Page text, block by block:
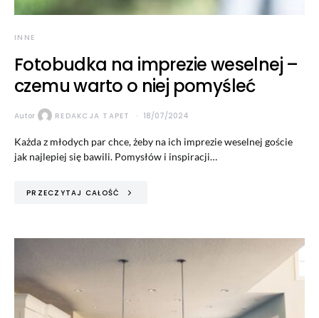
INNE
Fotobudka na imprezie weselnej –
czemu warto o niej pomyśleć
Autor REDAKCJA TAPET 18/07/2024
Każda z młodych par chce, żeby na ich imprezie weselnej goście
jak najlepiej się bawili. Pomysłów i inspiracji…
PRZECZYTAJ CAŁOŚĆ